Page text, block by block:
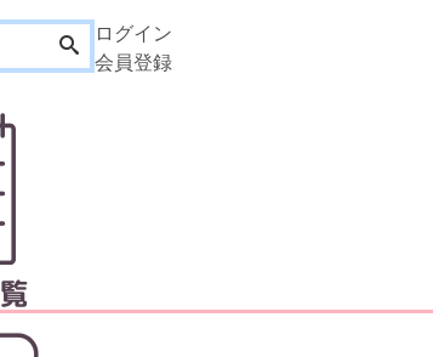
ログイン
会員登録